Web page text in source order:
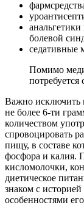
болевой
седативные
Помимо
потребуется
Важно исключить
не более 6-ти
количеством
спровоцировать
пищу, в составе
фосфора и калия.
кисломолочки,
диетическое
знаком с
особенностями